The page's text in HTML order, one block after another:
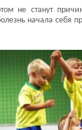
не станут
начала себя